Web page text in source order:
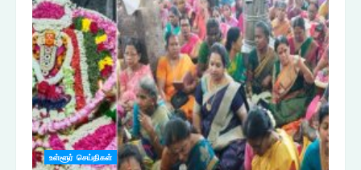
உள்ளூர் செய்திகள்